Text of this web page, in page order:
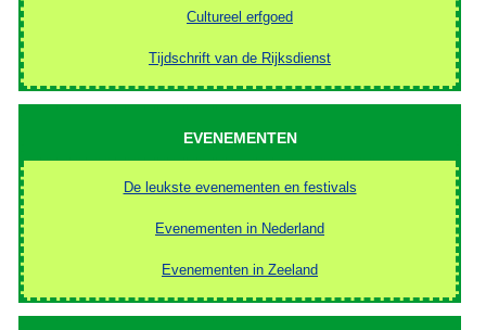
Cultureel erfgoed
Tijdschrift van de Rijksdienst
EVENEMENTEN
De leukste evenementen en festivals
Evenementen in Nederland
Evenementen in Zeeland